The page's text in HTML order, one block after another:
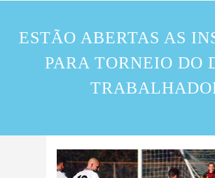
ESTÃO ABERTAS AS
PARA TORNEIO DO